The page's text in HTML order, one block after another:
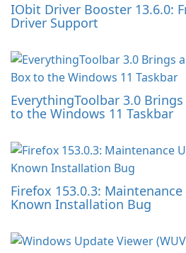
IObit Driver Booster 13.6.0:
Driver Support
EverythingToolbar 3.0 Brings
to the Windows 11 Taskbar
Firefox 153.0.3:
Known Installation Bug